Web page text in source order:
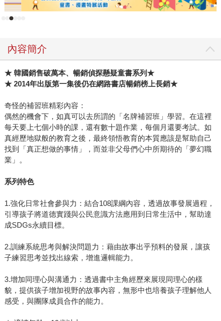
內容簡介
★ 韓國銷售破萬本、暢銷偵探懸疑童書系列★
★ 2014年出版第一集後仍在網路書店暢銷榜上長銷★
奇怪的補習班精彩內容：
偶然的機會下，如真可以去所謂的「名牌補習班」學習。在這裡
每天要上七個小時的課，還有數十題作業，每個月還要考試。如
真經歷地獄般的教育之後，最終領悟教育的本質應該是幫助自己
找到「真正想做的事情」，而並非父母們心中所期待的「夢幻職
業」。
系列特色
1.強化日常社會參與力：結合108課綱內容，透過故事發展過程，
引導孩子將道德實踐與公民意識方法應用到日常生活中，幫助達
成SDGs永續目標。
2.訓練系統思考與解決問題力：藉由故事出乎預料的發展，讓孩
子練習思考並找出線索，增進邏輯能力。
3.增加同理心與溝通力：透過書中主角經歷來展現同理心的樣
貌，提供孩子增加視野的故事內容，無形中也培養孩子理解他人
感受，與團隊成員合作的能力。